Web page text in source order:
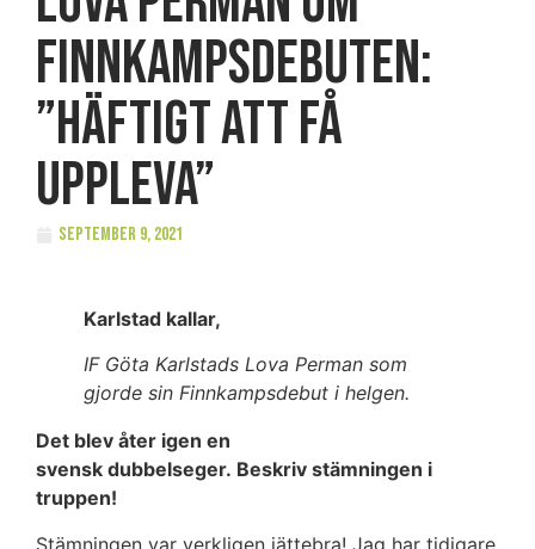
Finnkampsdebuten:
”Häftigt att få
uppleva”
september 9, 2021
Karlstad kallar,
IF Göta Karlstads Lova Perman som
gjorde sin Finnkampsdebut i helgen.
Det blev åter igen en
svensk dubbelseger. Beskriv stämningen i
truppen!
Stämningen var verkligen jättebra! Jag har tidigare